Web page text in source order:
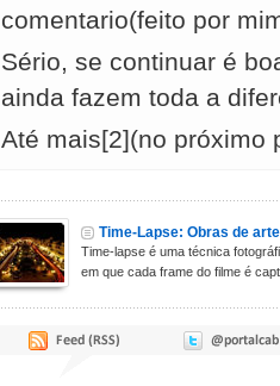
comentario(feito por
Sério, se continuar é
ainda fazem toda a
Até mais[2](no próximo
Time-Lapse: Obras de
Time-lapse é uma técnica
em que cada frame do filme é